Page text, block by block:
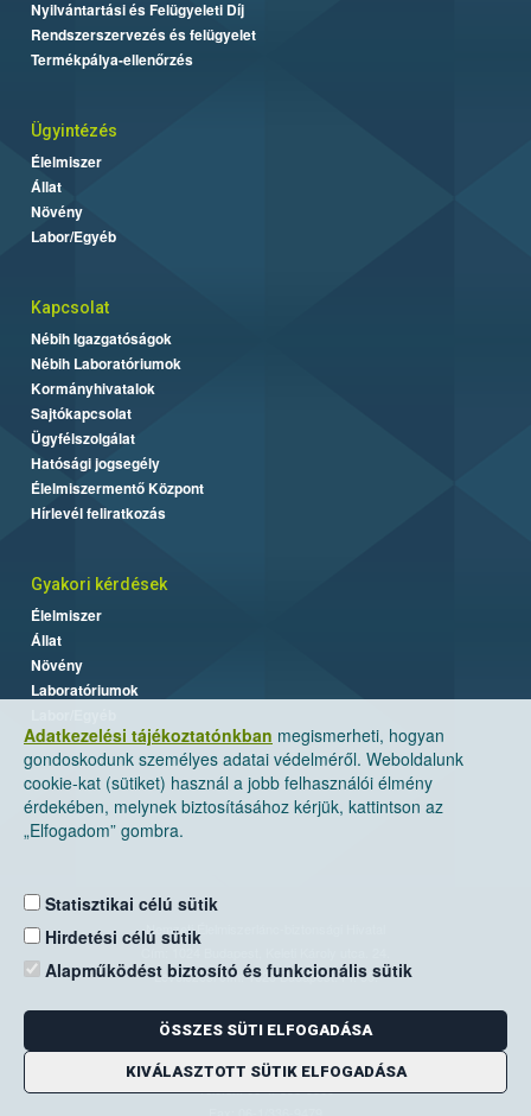
Adatkezelési tájékoztatónkban megismerheti, hogyan
gondoskodunk személyes adatai védelméről. Weboldalunk
cookie-kat (sütiket) használ a jobb felhasználói élmény
érdekében, melynek biztosításához kérjük, kattintson az
„Elfogadom” gombra.
Statisztikai célú sütik
Hirdetési célú sütik
Alapműködést biztosító és funkcionális sütik
ÖSSZES SÜTI ELFOGADÁSA
KIVÁLASZTOTT SÜTIK ELFOGADÁSA
Nyilvántartási és Felügyeleti Díj
Rendszerszervezés és felügyelet
Termékpálya-ellenőrzés
Ügyintézés
Élelmiszer
Állat
Növény
Labor/Egyéb
Kapcsolat
Nébih Igazgatóságok
Nébih Laboratóriumok
Kormányhivatalok
Sajtókapcsolat
Ügyfélszolgálat
Hatósági jogsegély
Élelmiszermentő Központ
Hírlevél feliratkozás
Gyakori kérdések
Élelmiszer
Állat
Növény
Laboratóriumok
Nemzeti Élelmiszerlánc-biztonsági Hivatal
Levelezési cím: 1525 Budapest. Pf. 30.
E-mail:ugyfelszolgalat@nebih.gov.hu
Zöld szám: 06-80/263-244
Telefon: 06-1/ 336-9000